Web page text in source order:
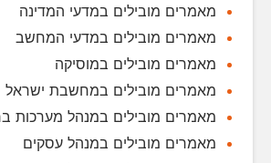
מאמרים מובילים במדעי המדינה
מאמרים מובילים במדעי המחשב
מאמרים מובילים במוסיקה
מאמרים מובילים במחשבת ישראל
מאמרים מובילים במנהל מערכות
מאמרים מובילים במנהל עסקים